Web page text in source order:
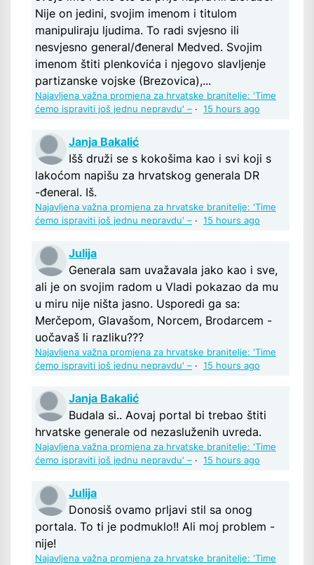
Nije on jedini, svojim imenom i titulom
manipuliraju ljudima. To radi svjesno ili
nesvjesno general/đeneral Medved. Svojim
imenom štiti plenkovića i njegovo slavljenje
partizanske vojske (Brezovica),...
Najavljena važna promjena za hrvatske branitelje: 'Time
ćemo ispraviti još jednu nepravdu' – · 15 hours ago
Janja Bakalić
Išš druži se s kokošima kao i svi koji s
lakoćom napišu za hrvatskog generala DR
-đeneral. Iš.
Najavljena važna promjena za hrvatske branitelje: 'Time
ćemo ispraviti još jednu nepravdu' – · 15 hours ago
Julija
Generala sam uvažavala jako kao i sve,
ali je on svojim radom u Vladi pokazao da mu
u miru nije ništa jasno. Usporedi ga sa:
Merčepom, Glavašom, Norcem, Brodarcem -
uočavaš li razliku???
Najavljena važna promjena za hrvatske branitelje: 'Time
ćemo ispraviti još jednu nepravdu' – · 15 hours ago
Janja Bakalić
Budala si.. Aovaj portal bi trebao štiti
hrvatske generale od nezasluženih uvreda.
Najavljena važna promjena za hrvatske branitelje: 'Time
ćemo ispraviti još jednu nepravdu' – · 15 hours ago
Julija
Donosiš ovamo prljavi stil sa onog
portala. To ti je podmuklo!! Ali moj problem -
nije!
Najavljena važna promjena za hrvatske branitelje: 'Time